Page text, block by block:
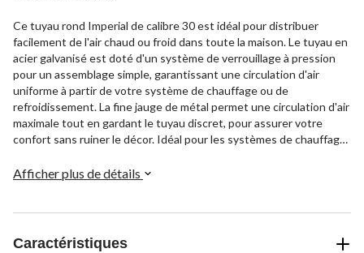
Ce tuyau rond Imperial de calibre 30 est idéal pour distribuer
facilement de l'air chaud ou froid dans toute la maison. Le tuyau en
acier galvanisé est doté d'un système de verrouillage à pression
pour un assemblage simple, garantissant une circulation d'air
uniforme à partir de votre système de chauffage ou de
refroidissement. La fine jauge de métal permet une circulation d'air
maximale tout en gardant le tuyau discret, pour assurer votre
confort sans ruiner le décor. Idéal pour les systèmes de chauffage,
tuyau de 4 po de diamètre et de 60 po de longueur permettra à
Afficher plus de détails
Caractéristiques